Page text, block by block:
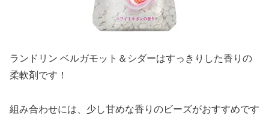
ランドリン ベルガモット＆シダーはすっきりした香りの
柔軟剤です！
組み合わせには、少し甘めな香りのビーズがおすすめです